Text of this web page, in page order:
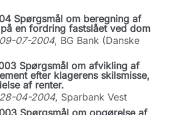
Spørgsmål om beregning af
en fordring fastslået ved dom
07-2004, BG Bank (Danske
Spørgsmål om afvikling af
efter klagerens skilsmisse,
af renter.
04-2004, Sparbank Vest
Spørgsmål om opgørelse af